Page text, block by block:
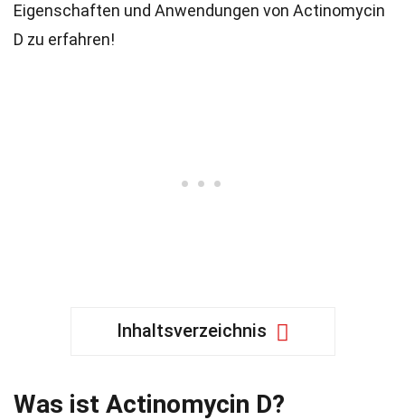
Eigenschaften und Anwendungen von Actinomycin
D zu erfahren!
Inhaltsverzeichnis
Was ist Actinomycin D?